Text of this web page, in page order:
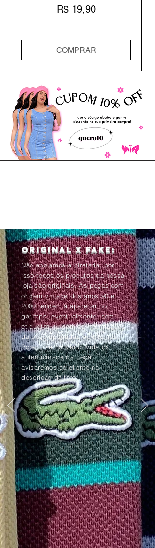
Preço
R$ 19,90
COMPRAR
Original x Fake:
Não apoiamos a pirataria, por
isso todos os produtos da nossa
loja são originais. As peças com
origem vintage dos anos 90 e
2000 tendem à aparecer no
garimpo, eventualmente, sem
etiquetas ou com as informações
da peça apagadas pelo tempo.
Porém, se houver dúvida da
autenticidade da peça,
avisaremos ao cliente na
descrição da foto.